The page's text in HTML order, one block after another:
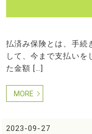
払済み保険とは、手続
して、今まで支払いを
た金額 […]
MORE
2023-09-27